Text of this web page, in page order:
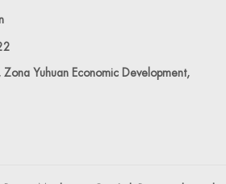
Yuhuan Economic Development,